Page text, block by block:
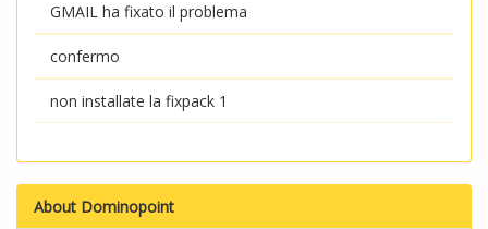
GMAIL ha fixato il problema
confermo
non installate la fixpack 1
About Dominopoint